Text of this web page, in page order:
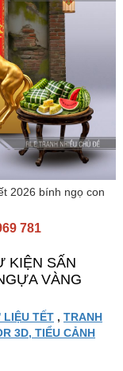
2026 bính ngọ con
781
KIỆN SẤN
VÀNG
LIỆU TẾT , TRANH
3D, TIỂU CẢNH